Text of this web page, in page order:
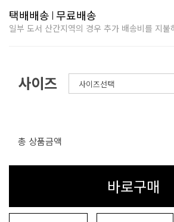
택배배송 무료배송
일부 도서 산간지역의 경우 추가 배송비를 지불
사이즈
총 상품금액
바로구매